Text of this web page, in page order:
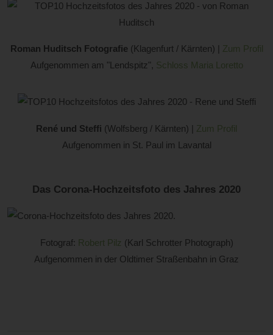
Roman Huditsch Fotografie(Klagenfurt / Kärnten) | Zum Profil
Aufgenommen am "Lendspitz", Schloss Maria Loretto
René und Steffi (Wolfsberg / Kärnten) | Zum Profil
Aufgenommen in St. Paul im Lavantal
Das Corona-Hochzeitsfoto des Jahres 2020
Fotograf: Robert Pilz (Karl Schrotter Photograph)
Aufgenommen in der Oldtimer Straßenbahn in Graz